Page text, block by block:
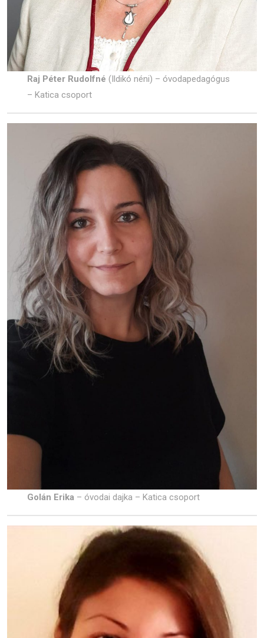
Raj Péter Rudolfné (Ildikó néni) – óvodapedagógus
– Katica csoport
Golán Erika– óvodai dajka – Katica csoport